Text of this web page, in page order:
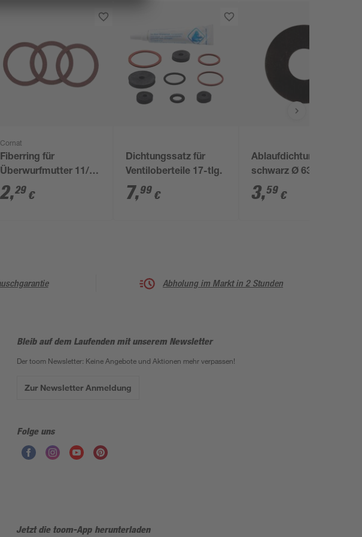
Cornat
Fiberring für
Überwurfmutter 11/2"
35 x 45 x 2 mm, 3
Stück
2,29 €
Dichtungssatz für
Ventiloberteile 17-tlg.
7,99 €
Ablaufdichtung
schwarz Ø 63/23 mm
"Geberit 20.000"
3,59 €
Abholung im Markt in 2 Stunden
Bleib auf dem Laufenden mit unserem Newsletter
Der toom Newsletter: Keine Angebote und Aktionen mehr verpassen!
Zur Newsletter Anmeldung
Folge uns
Jetzt die toom-App herunterladen